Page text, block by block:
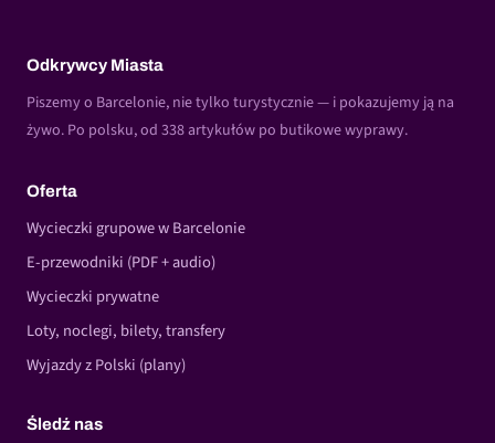
Odkrywcy Miasta
Piszemy o Barcelonie, nie tylko turystycznie — i pokazujemy ją na
żywo. Po polsku, od 338 artykułów po butikowe wyprawy.
Oferta
Wycieczki grupowe w Barcelonie
E-przewodniki (PDF + audio)
Wycieczki prywatne
Loty, noclegi, bilety, transfery
Wyjazdy z Polski (plany)
Śledź nas